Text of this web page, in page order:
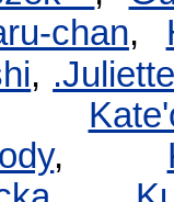
chan,
,
,